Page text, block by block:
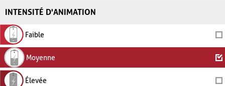
INTENSITÉ D'ANIMATION
Faible
Moyenne
Élevée